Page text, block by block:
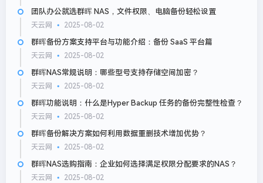
团队办公就选群晖 NAS，文件权限、电脑备份轻松设置
天云网 2025-08-02
群晖备份方案支持平台与功能介绍：备份 SaaS 平台篇
天云网 2025-08-02
群晖NAS常规说明：哪些型号支持存储空间加密？
天云网 2025-08-02
群晖功能说明：什么是Hyper Backup 任务的备份完整性检查？
天云网 2025-08-02
群晖备份解决方案如何利用数据重删技术增加优势？
天云网 2025-08-02
群晖NAS选购指南：企业如何选择满足权限分配要求的NAS？
天云网 2025-08-02